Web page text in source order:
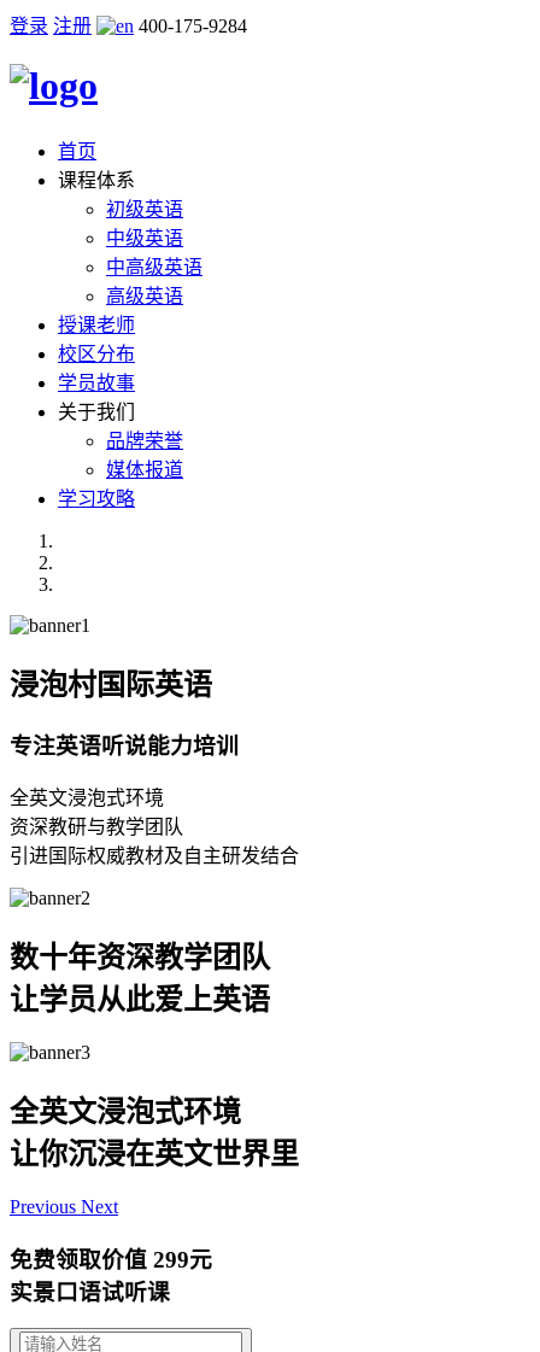
登录 注册 400-175-9284
首页
课程体系
初级英语
中级英语
中高级英语
高级英语
授课老师
校区分布
学员故事
关于我们
品牌荣誉
媒体报道
学习攻略
浸泡村国际英语
专注英语听说能力培训
全英文浸泡式环境
资深教研与教学团队
引进国际权威教材及自主研发结合
数十年资深教学团队
让学员从此爱上英语
全英文浸泡式环境
让你沉浸在英文世界里
Previous Next
免费领取价值 299元
实景口语试听课